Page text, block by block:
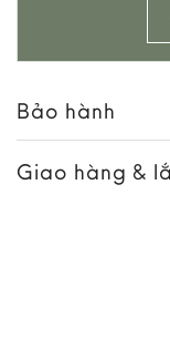
Bảo hành
Giao hàng &